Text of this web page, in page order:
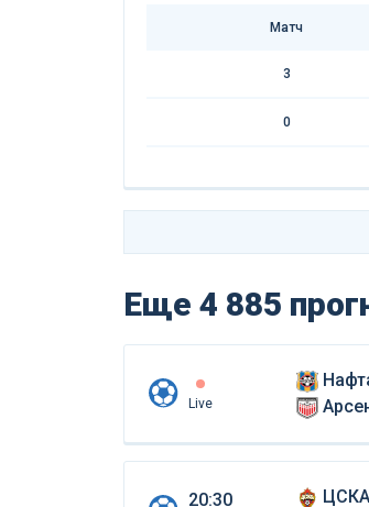
Матч
3
0
Еще 4 885
Live
20:30
ЦСКА